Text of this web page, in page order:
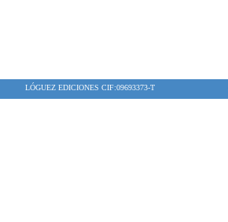
LÓGUEZ EDICIONES CIF:09693373-T